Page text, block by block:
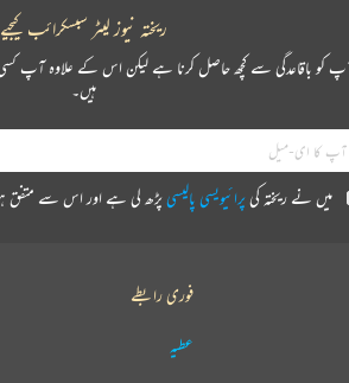
ریختہ نیوز لیٹر سبسکرائب کیجیے
کو باقاعدگی سے کچھ حاصل کرنا ہے لیکن اس کے علاوہ آپ
ہیں۔
میں نے ریختہ کیپرائیویسی پالیسیپڑھ لی ہے اور اس سے متفق
فوری رابطے
عطیہ